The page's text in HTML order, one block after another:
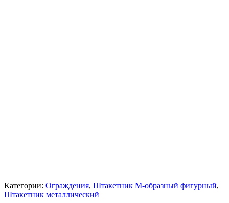
Категории: Ограждения, Штакетник М-образный фигурный,
Штакетник металлический